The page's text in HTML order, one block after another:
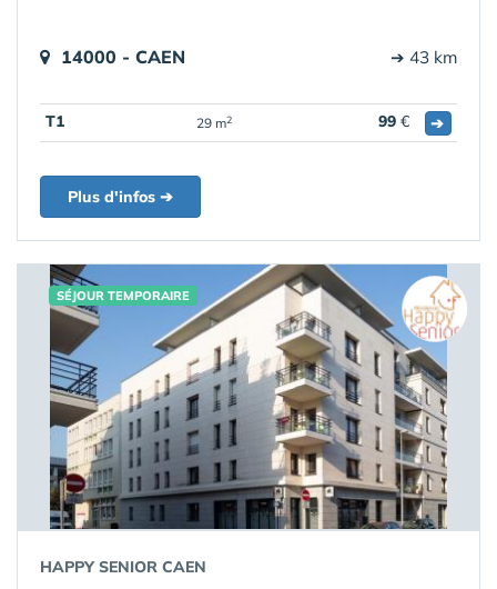
14000 - CAEN ➔ 43 km
T1 29 m2 99 € ➔
Plus d'infos ➔
SÉJOUR TEMPORAIRE
HAPPY SENIOR CAEN